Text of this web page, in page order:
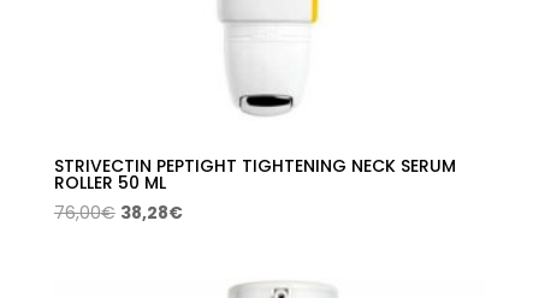
STRIVECTIN PEPTIGHT TIGHTENING NECK SERUM
ROLLER 50 ML
76,00€ El
38,28€El